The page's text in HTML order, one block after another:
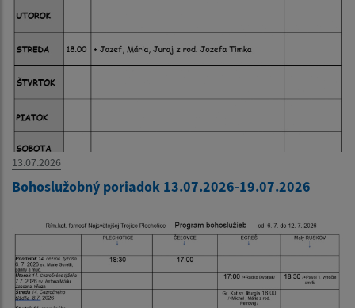
13.07.2026
Bohoslužobný poriadok 13.07.2026-19.07.2026